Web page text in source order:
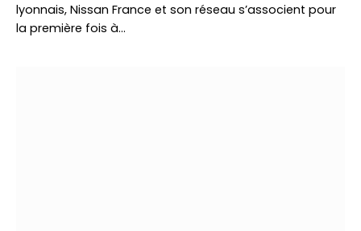
lyonnais, Nissan France et son réseau s’associent pour
la première fois à…